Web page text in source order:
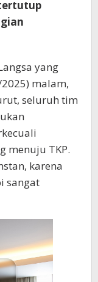
yang
malam,
seluruh tim
menuju TKP.
karena
sangat